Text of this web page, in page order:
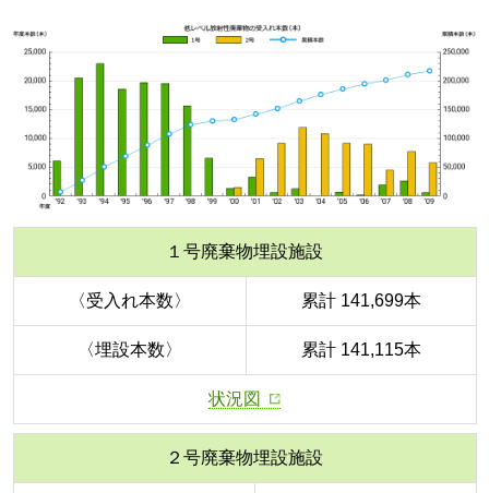
１号廃棄物埋設施設
〈受入れ本数〉 累計 141,699本
〈埋設本数〉 累計 141,115本
状況図
２号廃棄物埋設施設